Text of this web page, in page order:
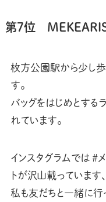
第7位
枚方公園駅から少し
す。
バッグをはじめとする
れています。
インスタグラムでは #
トが沢山載っています、
私も友だちと一緒に行